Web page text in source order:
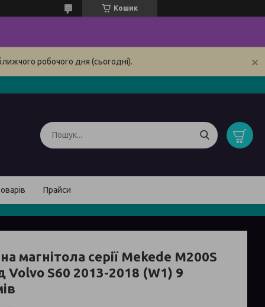
Кошик
робочого дня (сьогодні).
Прайси
магнітола серії Mekede M200S
Volvo S60 2013-2018 (W1) 9